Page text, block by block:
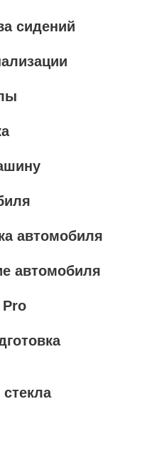
сидений
автомобиля
автомобиля
Pro